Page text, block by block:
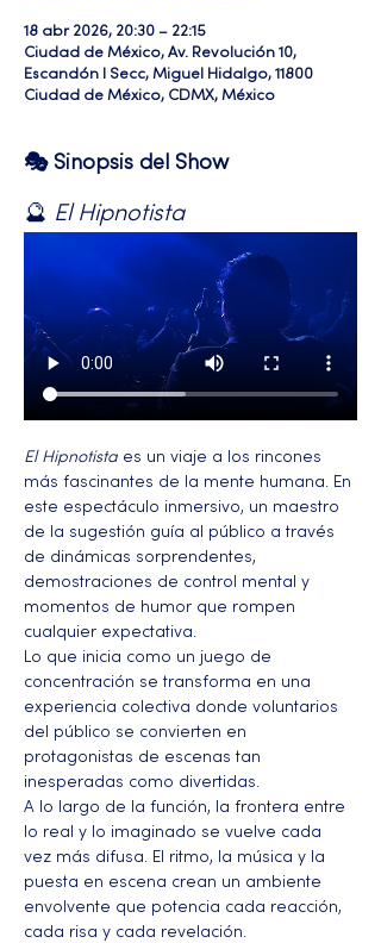
18 abr 2026, 20:30 – 22:15
Ciudad de México, Av. Revolución 10,
Escandón I Secc, Miguel Hidalgo, 11800
Ciudad de México, CDMX, México
🎭 Sinopsis del Show
🔮 El Hipnotista
El Hipnotista es un viaje a los rincones
más fascinantes de la mente humana. En
este espectáculo inmersivo, un maestro
de la sugestión guía al público a través
de dinámicas sorprendentes,
demostraciones de control mental y
momentos de humor que rompen
cualquier expectativa.
Lo que inicia como un juego de
concentración se transforma en una
experiencia colectiva donde voluntarios
del público se convierten en
protagonistas de escenas tan
inesperadas como divertidas.
A lo largo de la función, la frontera entre
lo real y lo imaginado se vuelve cada
vez más difusa. El ritmo, la música y la
puesta en escena crean un ambiente
envolvente que potencia cada reacción,
cada risa y cada revelación.